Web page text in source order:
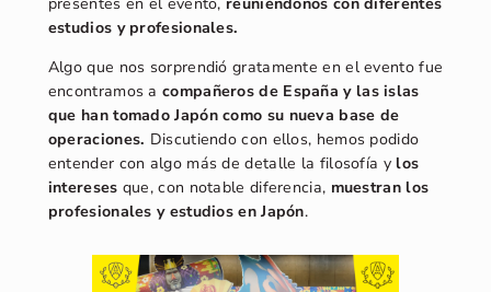
estudios y profesionales.
Algo que nos sorprendió gratamente en el evento fue
encontramos acompañeros de España y las islas
que han tomado Japón como su nueva base de
operaciones. Discutiendo con ellos, hemos podido
entender con algo más de detalle la filosofía ylos
intereses que, con notable diferencia, muestran los
profesionales y estudios en Japón.